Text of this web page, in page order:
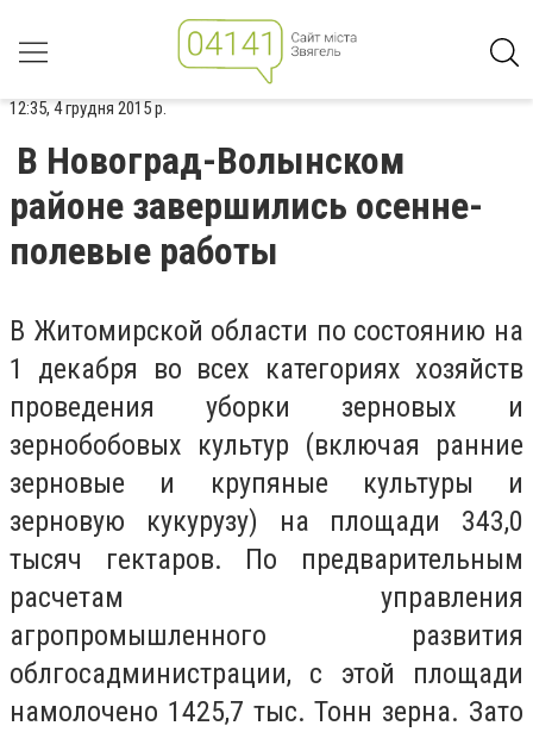
12:35, 4 грудня 2015 р.
В Новоград-Волынском
районе завершились осенне-
полевые работы
В Житомирской области по состоянию на
1 декабря во всех категориях хозяйств
проведения уборки зерновых и
зернобобовых культур (включая ранние
зерновые и крупяные культуры и
зерновую кукурузу) на площади 343,0
тысяч гектаров. По предварительным
расчетам управления
агропромышленного развития
облгосадминистрации, с этой площади
намолочено 1425,7 тыс. Тонн зерна. Зато